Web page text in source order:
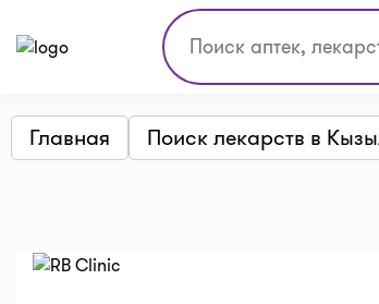
Главная Поиск лекарств в